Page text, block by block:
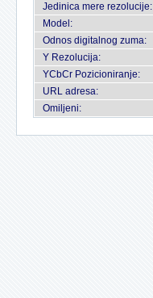
Jedinica mere rezolucije:
Model:
Odnos digitalnog zuma:
Y Rezolucija:
YCbCr Pozicioniranje:
URL adresa:
Omiljeni: